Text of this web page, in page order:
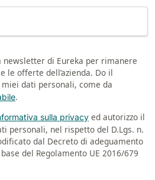
newsletter di Eureka per rimanere
le offerte dell’azienda. Do il
miei dati personali, come da
.
sulla privacy ed autorizzo il
personali, nel rispetto del D.Lgs. n.
dal Decreto di adeguamento
del Regolamento UE 2016/679